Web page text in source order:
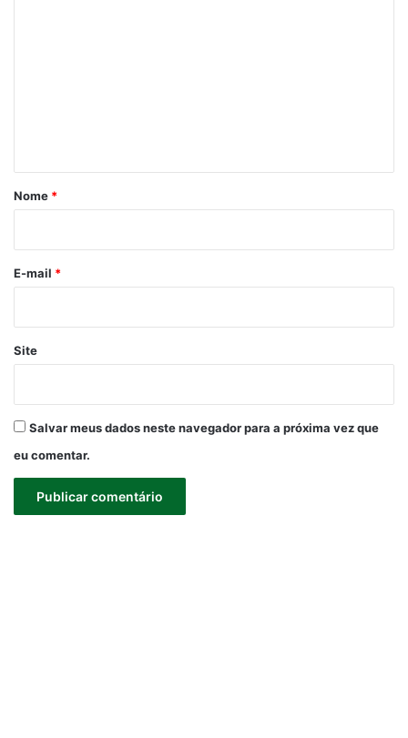
r
*
Nome *
E-mail *
Site
Salvar meus dados neste navegador para a próxima vez que
eu comentar.